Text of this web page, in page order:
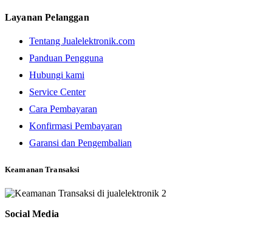
Layanan Pelanggan
Tentang Jualelektronik.com
Panduan Pengguna
Hubungi kami
Service Center
Cara Pembayaran
Konfirmasi Pembayaran
Garansi dan Pengembalian
Keamanan Transaksi
Social Media